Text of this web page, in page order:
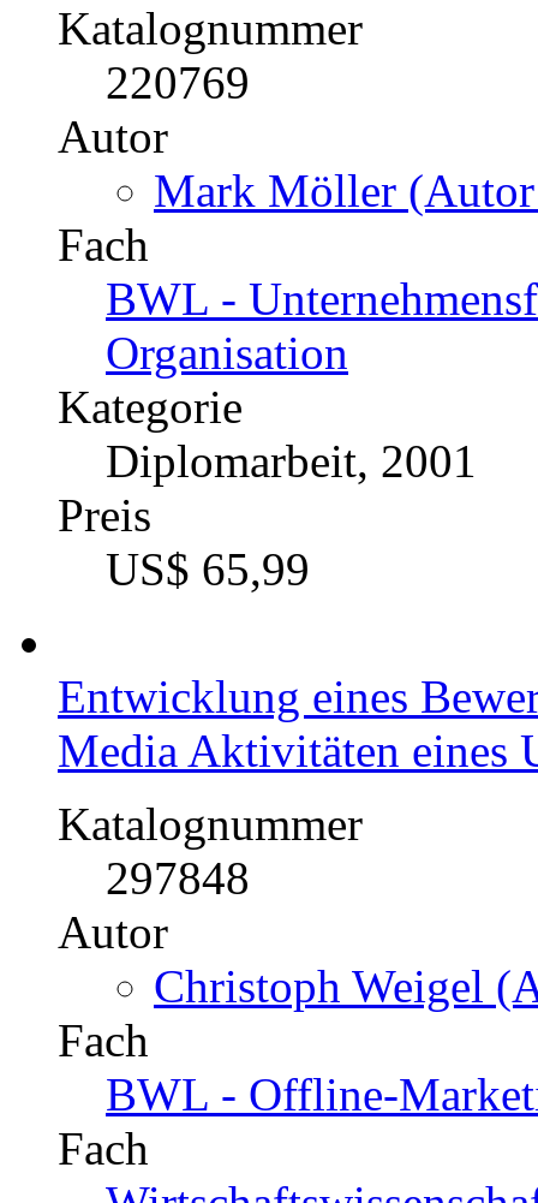
Katalognummer
220769
Autor
Mark Möller
Fach
BWL -
Organisation
Kategorie
Diplomarbeit, 2001
Preis
US$ 65,99
Entwicklung eines
Media Aktivitäten eines
Katalognummer
297848
Autor
Christoph Weigel
Fach
BWL - Offline-
Fach